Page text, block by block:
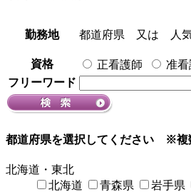
勤務地 都道府県 又は 人
資格 正看護師
准看
フリーワード
都道府県を選択してください ※複
北海道・東北
北海道
青森県 岩手県